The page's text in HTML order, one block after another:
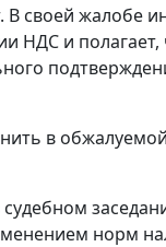
своей жалобе
НДС и
в
норм